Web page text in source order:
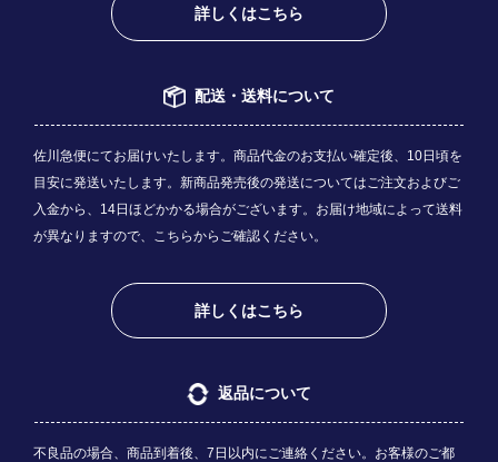
詳しくはこちら
配送・送料について
佐川急便にてお届けいたします。商品代金のお支払い確定後、10日頃を
目安に発送いたします。新商品発売後の発送についてはご注文およびご
入金から、14日ほどかかる場合がございます。お届け地域によって送料
が異なりますので、 こちらからご確認ください。
詳しくはこちら
返品について
不良品の場合、商品到着後、7日以内にご連絡ください。お客様のご都